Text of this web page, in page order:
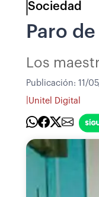
Sociedad
Paro
Los
Publicación: 11/
Unitel Digital